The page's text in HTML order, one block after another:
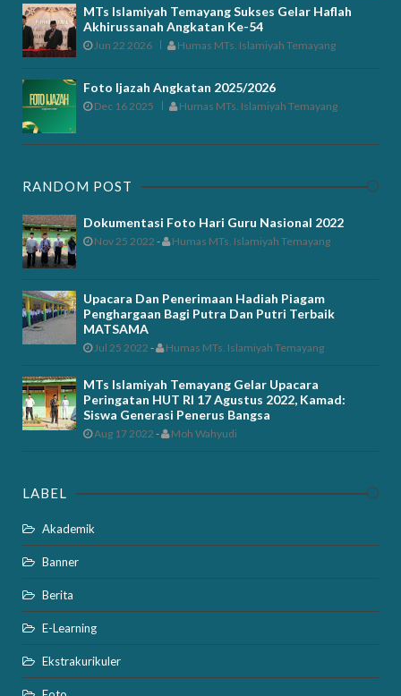
MTs Islamiyah Temayang Sukses Gelar Haflah
Akhirussanah Angkatan Ke-54
Jun 22 2026 Humas MTs. Islamiyah Temayang
Foto Ijazah Angkatan 2025/2026
Dec 16 2025 Humas MTs. Islamiyah Temayang
RANDOM POST
Dokumentasi Foto Hari Guru Nasional 2022
Nov 25 2022 - Humas MTs. Islamiyah Temayang
Upacara Dan Penerimaan Hadiah Piagam
Penghargaan Bagi Putra Dan Putri Terbaik
MATSAMA
Jul 25 2022 - Humas MTs. Islamiyah Temayang
MTs Islamiyah Temayang Gelar Upacara
Peringatan HUT RI 17 Agustus 2022, Kamad:
Siswa Generasi Penerus Bangsa
Aug 17 2022 - Moh Wahyudi
LABEL
Akademik
Banner
Berita
E-Learning
Ekstrakurikuler